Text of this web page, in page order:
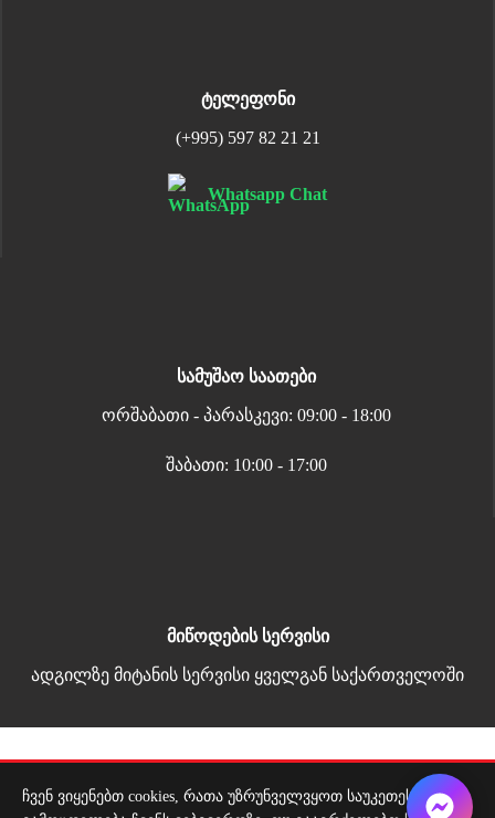
ტელეფონი
(+995) 597 82 21 21
Whatsapp Chat
სამუშაო საათები
ორშაბათი - პარასკევი: 09:00 - 18:00
შაბათი: 10:00 - 17:00
მიწოდების სერვისი
ადგილზე მიტანის სერვისი ყველგან საქართველოში
Copyright 2026 | All Rights Reserved |
მარტივი გადახდა
ჩვენ ვიყენებთ cookies, რათა უზრუნველვყოთ საუკეთესო